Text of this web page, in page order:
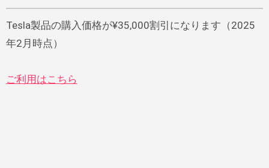
Tesla製品の購入価格が¥35,000割引になります（2025
年2月時点）
ご利用はこちら